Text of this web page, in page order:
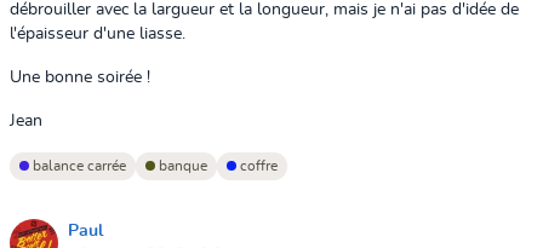
débrouiller avec la largueur et la longueur, mais je n'ai pas d'idée de
l'épaisseur d'une liasse.
Une bonne soirée !
Jean
balance carrée banque coffre
Paul